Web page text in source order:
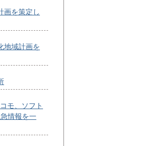
画を策定し
地域計画を
モ、ソフト
情報を一